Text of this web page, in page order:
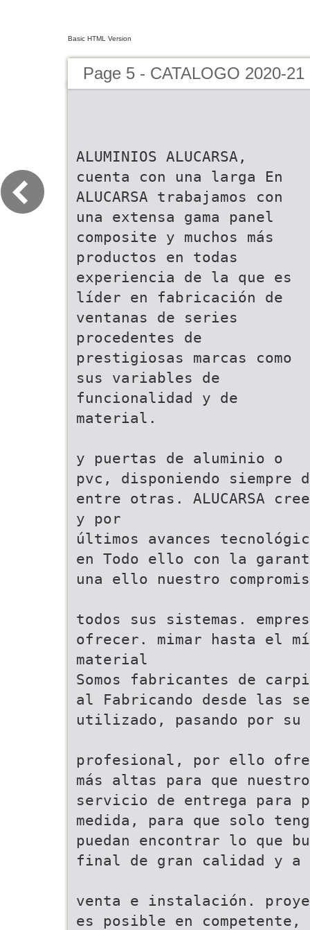
Basic HTML Version
Page 5 - CATALOGO 2020-21
ALUMINIOS ALUCARSA,
cuenta con una larga En
ALUCARSA trabajamos con
una extensa gama panel
composite y muchos más
productos en todas
experiencia de la que es
líder en fabricación de
ventanas de series
procedentes de
prestigiosas marcas como
sus variables de
funcionalidad y de
material.
y puertas de aluminio o
pvc, disponiendo siempre
entre otras. ALUCARSA
y por
últimos avances
en Todo ello con la
una ello nuestro
todos sus sistemas. empresa
ofrecer. mimar hasta el
material
Somos fabricantes de
al Fabricando desde las
utilizado, pasando por
profesional, por ello
más altas para que
servicio de entrega para
medida, para que solo
puedan encontrar lo que
final de gran calidad y a
venta e instalación.
es posible en